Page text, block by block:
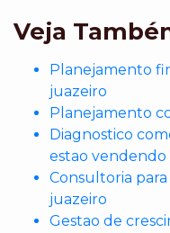
Veja
Planejamento
juazeiro
Planejamento
Diagnostico
estao
Consultoria
juazeiro
Gestao de